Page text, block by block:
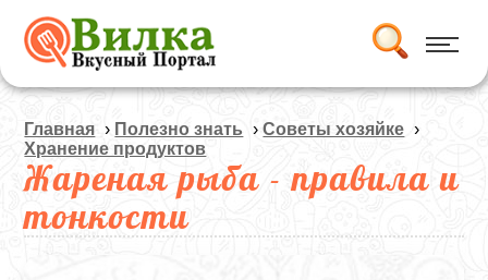
Главная › Полезно знать ›Советы хозяйке ›
Хранение продуктов
Жареная рыба - правила и
тонкости